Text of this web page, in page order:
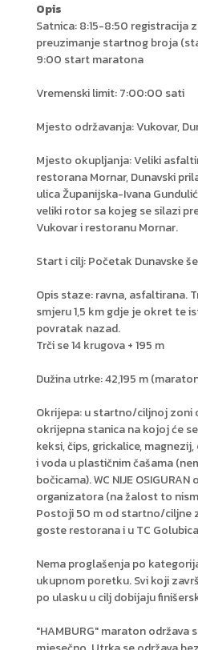
Opis
Satnica: 8:15-8:50 registracija
preuzimanje startnog broja
9:00 start maratona
Vremenski limit: 7:00:00 sati
Mjesto održavanja: Vukovar,
Mjesto okupljanja: Veliki
restorana Mornar, Dunavski
ulica Županijska-Ivana
veliki rotor sa kojeg se silazi
Vukovar i restoranu Mornar.
Start i cilj: Početak Dunavske
Opis staze: ravna, asfaltirana.
smjeru 1,5 km gdje je okret te
povratak nazad.
Trči se 14 krugova + 195 m
Dužina utrke: 42,195 m
Okrijepa: u startno/ciljnoj zoni
okrijepna stanica na kojoj će
keksi, čips, grickalice,
i voda u plastičnim čašama
bočicama). WC NIJE
organizatora (na žalost to
Postoji 50 m od startno/ciljne
goste restorana i u TC
Nema proglašenja po
ukupnom poretku. Svi koji
po ulasku u cilj dobijaju
"HAMBURG" maraton održava